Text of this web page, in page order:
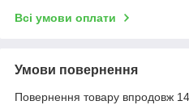
Всі умови оплати
Умови повернення
Повернення товару впродовж